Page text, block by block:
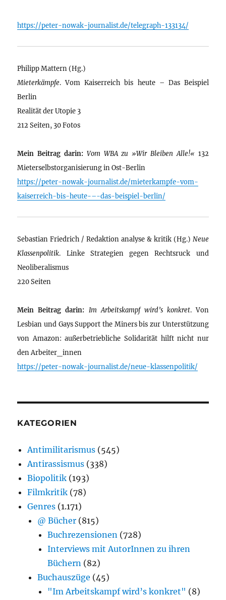
https://peter-nowak-journalist.de/telegraph-133134/
Philipp Mattern (Hg.)
Mieterkämpfe. Vom Kaiserreich bis heute – Das Beispiel
Berlin
Realität der Utopie 3
212 Seiten, 30 Fotos
Mein Beitrag darin: Vom WBA zu »Wir Bleiben Alle!« 132
Mieterselbstorganisierung in Ost-Berlin
https://peter-nowak-journalist.de/mieterkampfe-vom-
kaiserreich-bis-heute-–-das-beispiel-berlin/
Sebastian Friedrich / Redaktion analyse & kritik (Hg.) Neue
Klassenpolitik. Linke Strategien gegen Rechtsruck und
Neoliberalismus
220 Seiten
Mein Beitrag darin: Im Arbeitskampf wird’s konkret. Von
Lesbian und Gays Support the Miners bis zur Unterstützung
von Amazon: außerbetriebliche Solidarität hilft nicht nur
den Arbeiter_innen
https://peter-nowak-journalist.de/neue-klassenpolitik/
KATEGORIEN
Antimilitarismus (545)
Antirassismus (338)
Biopolitik (193)
Filmkritik (78)
Genres (1.171)
@ Bücher (815)
Buchrezensionen (728)
Interviews mit AutorInnen zu ihren
Büchern (82)
Buchauszüge (45)
"Im Arbeitskampf wird’s konkret" (8)